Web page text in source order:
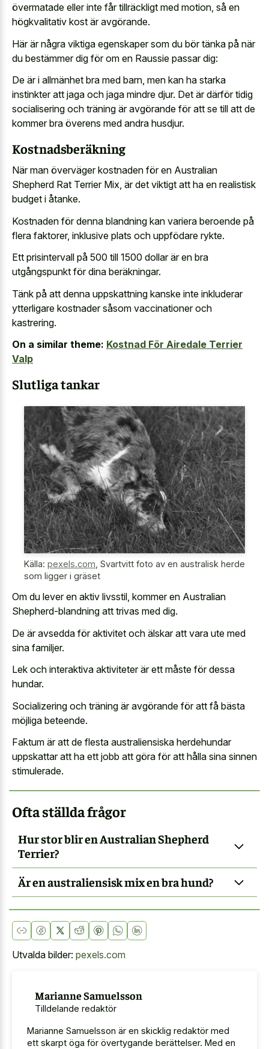
övermatade eller inte får tillräckligt med motion, så en
högkvalitativ kost är avgörande.
Här är några viktiga egenskaper som du bör tänka på när
du bestämmer dig för om en Raussie passar dig:
De är i allmänhet bra med barn, men kan ha starka
instinkter att jaga och jaga mindre djur. Det är därför tidig
socialisering och träning är avgörande för att se till att de
kommer bra överens med andra husdjur.
Kostnadsberäkning
När man överväger kostnaden för en Australian
Shepherd Rat Terrier Mix, är det viktigt att ha en realistisk
budget i åtanke.
Kostnaden för denna blandning kan variera beroende på
flera faktorer, inklusive plats och uppfödare rykte.
Ett prisintervall på 500 till 1500 dollar är en bra
utgångspunkt för dina beräkningar.
Tänk på att denna uppskattning kanske inte inkluderar
ytterligare kostnader såsom vaccinationer och
kastrering.
On a similar theme: Kostnad För Airedale Terrier
Valp
Slutliga tankar
Källa: pexels.com Svartvitt foto av en australisk herde
som ligger i gräset
Om du lever en aktiv livsstil, kommer en Australian
Shepherd-blandning att trivas med dig.
De är avsedda för aktivitet och älskar att vara ute med
sina familjer.
Lek och interaktiva aktiviteter är ett måste för dessa
hundar.
Socializering och träning är avgörande för att få bästa
möjliga beteende.
Faktum är att de flesta australiensiska herdehundar
uppskattar att ha ett jobb att göra för att hålla sina sinnen
stimulerade.
Ofta ställda frågor
Hur stor blir en Australian Shepherd
Terrier?
Är en australiensisk mix en bra hund?
Utvalda bilder: pexels.com
Marianne Samuelsson
Tilldelande redaktör
Marianne Samuelsson är en skicklig redaktör med
ett skarpt öga för övertygande berättelser. Med en